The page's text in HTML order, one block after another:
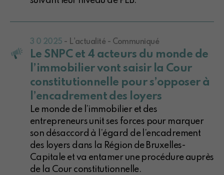
3 0 2025 - L'actualité - Communiqué
Le SNPC et 4 acteurs du monde de
l’immobilier vont saisir la Cour
constitutionnelle pour s’opposer à
l’encadrement des loyers
Le monde de l’immobilier et des
entrepreneurs unit ses forces pour marquer
son désaccord à l’égard de l’encadrement
des loyers dans la Région de Bruxelles-
Capitale et va entamer une procédure auprès
de la Cour constitutionnelle.